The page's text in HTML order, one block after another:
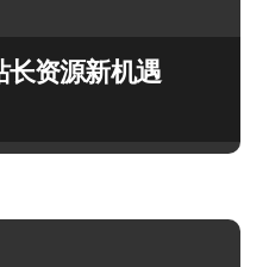
长资源新机遇